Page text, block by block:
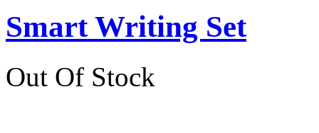
Smart Writing Set
Out Of Stock